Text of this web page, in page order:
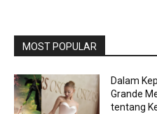
MOST POPULAR
Dalam
Grande
tentang